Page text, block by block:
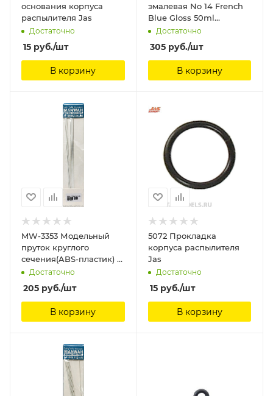
основания корпуса
распылителя Jas
Достаточно
15 руб./шт
В корзину
эмалевая No 14 French
Blue Gloss 50ml
Humbrol
Достаточно
305руб./шт
В корзину
MW-3353 Модельный
пруток круглого
сечения(ABS-пластик) ?
1.5mm*250mm 8шт
ManWah
Достаточно
205 руб./шт
В корзину
5072 Прокладка
корпуса распылителя
Jas
Достаточно
15руб./шт
В корзину